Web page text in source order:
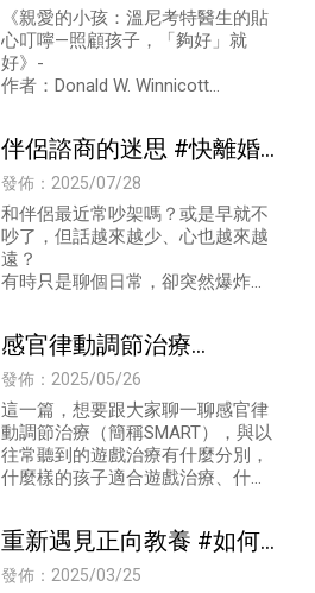
心理治療#高雄心理諮商#
屏東兒童青少年心理治療#
憂鬱症治療
《親愛的小孩：溫尼考特醫生的貼
心叮嚀—照顧孩子，「夠好」就
好》-
作者：Donald W. Winnicott
伴侶諮商的迷思 #快離婚
的夫妻才要去做伴侶諮商
嗎？#為什麼需要心理諮
商？
發佈：2025/07/28
和伴侶最近常吵架嗎？或是早就不
吵了，但話越來越少、心也越來越
遠？
有時只是聊個日常，卻突然爆炸，
很多伴侶在關係裡卡住時，不一定
會立刻想到
感官律動調節治療
(SMART) V.S 遊戲治療 #
什麼樣的孩子適合遊戲治
療?什麼樣的孩子適合感官
律動調節治療?
發佈：2025/05/26
這一篇，想要跟大家聊一聊感官律
動調節治療（簡稱SMART），與以
往常聽到的遊戲治療有什麼分別，
什麼樣的孩子適合遊戲治療、什麼
重新遇見正向教養 #如何
正向教養孩子?
發佈：2025/03/25